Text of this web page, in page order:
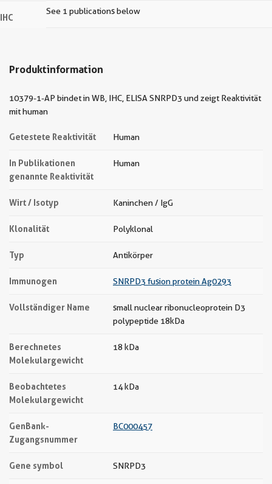
IHC
See 1 publications below
Produktinformation
10379-1-AP bindet in WB, IHC, ELISA SNRPD3 und zeigt Reaktivität
mit human
Getestete Reaktivität Human
In Publikationen
genannte Reaktivität
Human
Wirt / Isotyp Kaninchen / IgG
Klonalität Polyklonal
Typ Antikörper
Immunogen SNRPD3 fusion protein Ag0293
Vollständiger Name
small nuclear ribonucleoprotein D3
polypeptide 18kDa
Berechnetes
Molekulargewicht
18 kDa
Beobachtetes
Molekulargewicht
14 kDa
GenBank-
Zugangsnummer
BC000457
Gene symbol SNRPD3